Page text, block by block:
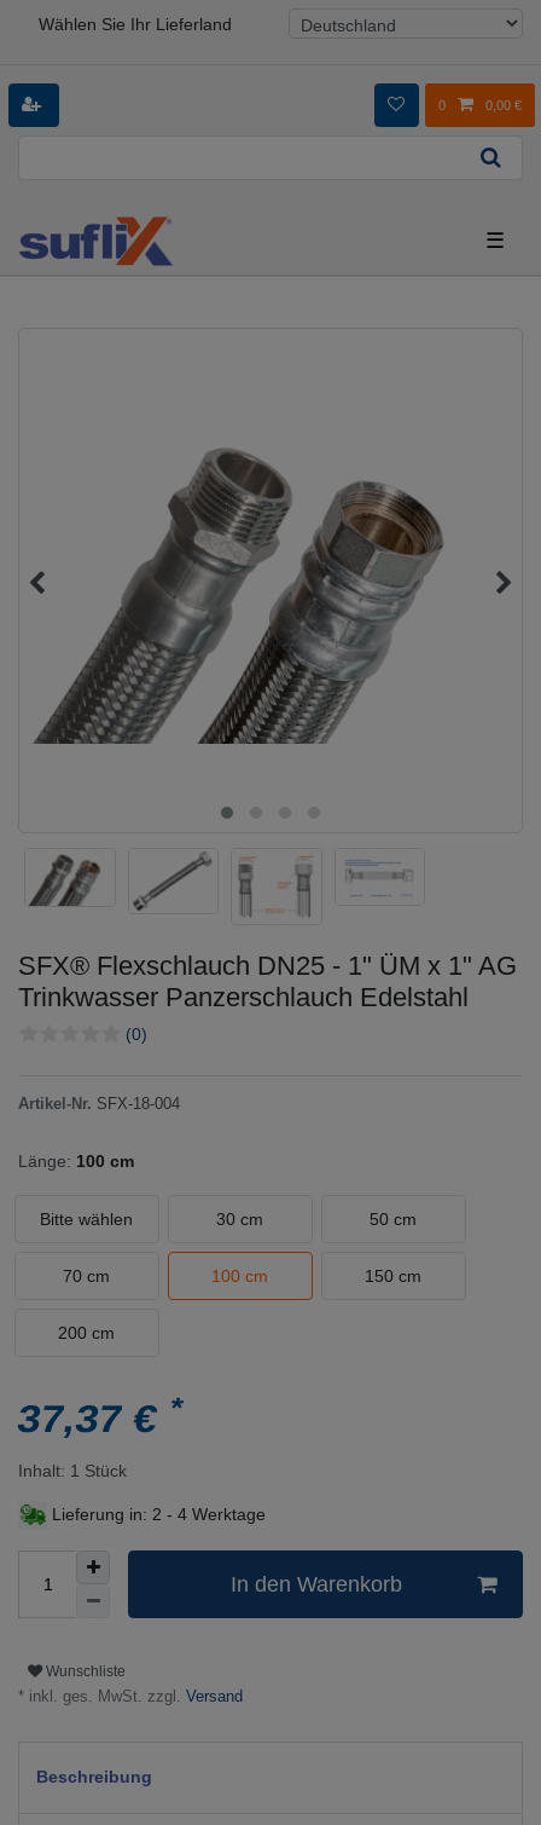
Wählen Sie Ihr Lieferland
0 0,00 €
☰
SFX® Flexschlauch DN25 - 1" ÜM x 1" AG
Trinkwasser Panzerschlauch Edelstahl
(0)
Artikel-Nr. SFX-18-004
Länge: 100 cm
Bitte wählen 30 cm 50 cm
70 cm 100 cm 150 cm
200 cm
37,37 €*
Inhalt: 1 Stück
Lieferung in: 2 - 4 Werktage
In den Warenkorb
Wunschliste
* inkl. ges. MwSt. zzgl. Versand
Beschreibung